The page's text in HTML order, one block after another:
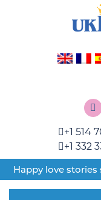
+1 514
+1 332
Happy love stories